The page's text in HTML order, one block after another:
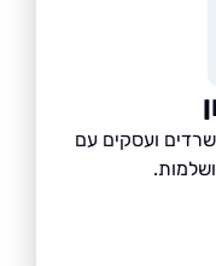
עם